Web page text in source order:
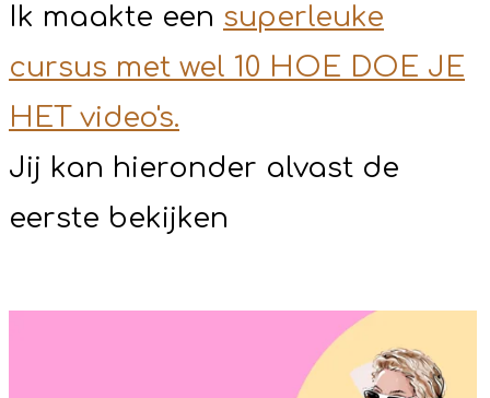
Ik maakte een superleuke
cursus met wel 10 HOE DOE JE
HET video's.
Jij kan hieronder alvast de
eerste bekijken